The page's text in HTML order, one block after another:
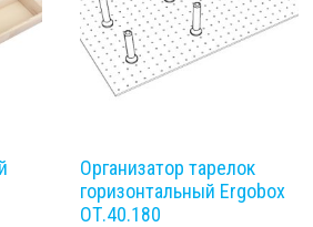
Организатор тарелок
горизонтальный Ergobox
ОТ.40.180